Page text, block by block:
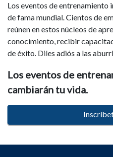
Los eventos de entrenamiento
de fama mundial. Cientos de
reúnen en estos núcleos de
conocimiento, recibir
de éxito. Diles adiós a las
Los eventos de
cambiarán tu vida.